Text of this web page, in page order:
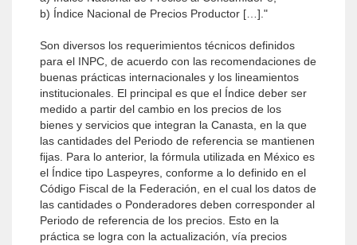
b) Índice Nacional de Precios Productor […]."
Son diversos los requerimientos técnicos definidos
para el INPC, de acuerdo con las recomendaciones de
buenas prácticas internacionales y los lineamientos
institucionales. El principal es que el Índice deber ser
medido a partir del cambio en los precios de los
bienes y servicios que integran la Canasta, en la que
las cantidades del Periodo de referencia se mantienen
fijas. Para lo anterior, la fórmula utilizada en México es
el Índice tipo Laspeyres, conforme a lo definido en el
Código Fiscal de la Federación, en el cual los datos de
las cantidades o Ponderadores deben corresponder al
Periodo de referencia de los precios. Esto en la
práctica se logra con la actualización, vía precios